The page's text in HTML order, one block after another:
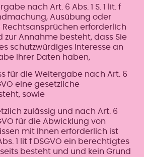
nach Art. 6 Abs. 1 S. 1 lit. f
Ausübung oder
erforderlich
zur Annahme besteht, dass Sie
schutzwürdiges Interesse an
Ihrer Daten haben,
für die Weitergabe nach Art. 6
eine gesetzliche
sowie
zulässig und nach Art. 6
für die Abwicklung von
mit Ihnen erforderlich ist
1 lit f DSGVO ein berechtigtes
besteht und und kein Grund